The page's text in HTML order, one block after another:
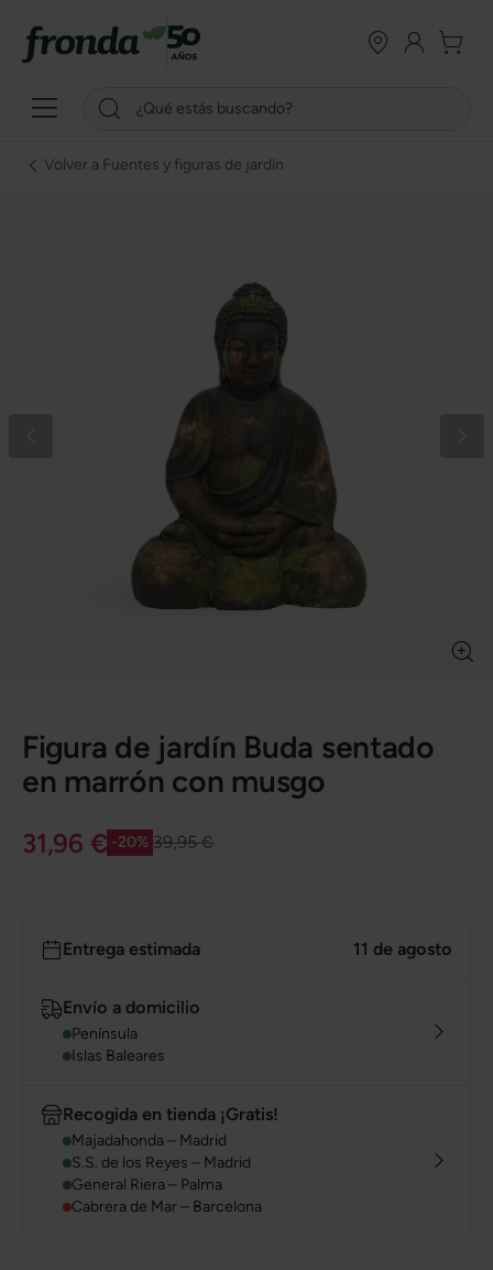
Volver a Fuentes y figuras de jardín
Figura de jardín Buda sentado
en marrón con musgo
31,96 € -20% 39,95 €
Entrega estimada 11 de agosto
Envío a domicilio
Península
Islas Baleares
Recogida en tienda ¡Gratis!
Majadahonda – Madrid
S.S. de los Reyes – Madrid
General Riera – Palma
Cabrera de Mar – Barcelona